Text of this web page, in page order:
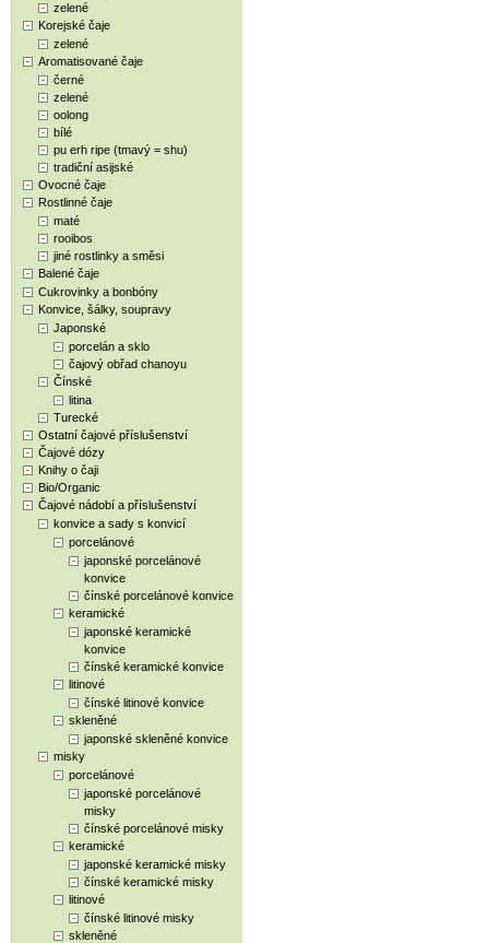
zelené
Korejské čaje
zelené
Aromatisované čaje
černé
zelené
oolong
bílé
pu erh ripe (tmavý = shu)
tradiční asijské
Ovocné čaje
Rostlinné čaje
maté
rooibos
jiné rostlinky a směsi
Balené čaje
Cukrovinky a bonbóny
Konvice, šálky, soupravy
Japonské
porcelán a sklo
čajový obřad chanoyu
Čínské
litina
Turecké
Ostatní čajové příslušenství
Čajové dózy
Knihy o čaji
Bio/Organic
Čajové nádobí a příslušenství
konvice a sady s konvicí
porcelánové
japonské porcelánové
konvice
čínské porcelánové konvice
keramické
japonské keramické
konvice
čínské keramické konvice
litinové
čínské litinové konvice
skleněné
japonské skleněné konvice
misky
porcelánové
japonské porcelánové
misky
čínské porcelánové misky
keramické
japonské keramické misky
čínské keramické misky
litinové
čínské litinové misky
skleněné